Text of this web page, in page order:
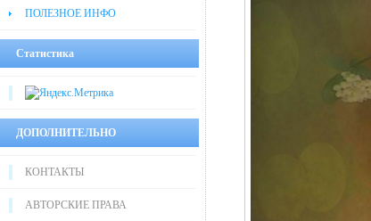
ПОЛЕЗНОЕ ИНФО
Статистика
ДОПОЛНИТЕЛЬНО
КОНТАКТЫ
АВТОРСКИЕ ПРАВА